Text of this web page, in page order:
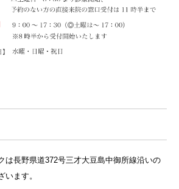
は長野県道372号三才大豆島中御所線沿いの
います。